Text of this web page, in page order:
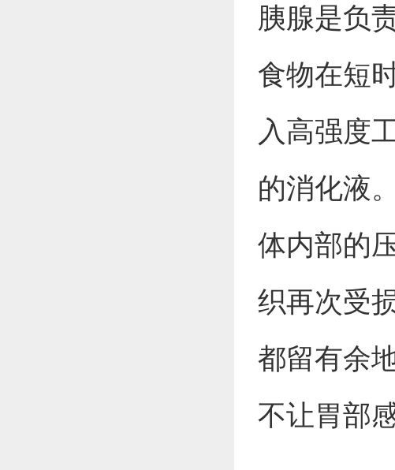
胰腺是负
食物在短
入高强度
的消化液
体内部的
织再次受
都留有余
不让胃部